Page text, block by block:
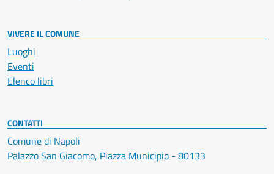
VIVERE IL COMUNE
Luoghi
Eventi
Elenco libri
CONTATTI
Comune di Napoli
Palazzo San Giacomo, Piazza Municipio - 80133